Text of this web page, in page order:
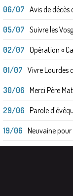
06/07 Avis de décès
05/07 Suivre les
02/07 Opération «
01/07 Vivre Lourdes
30/06 Merci Père
29/06 Parole
19/06 Neuvaine pour